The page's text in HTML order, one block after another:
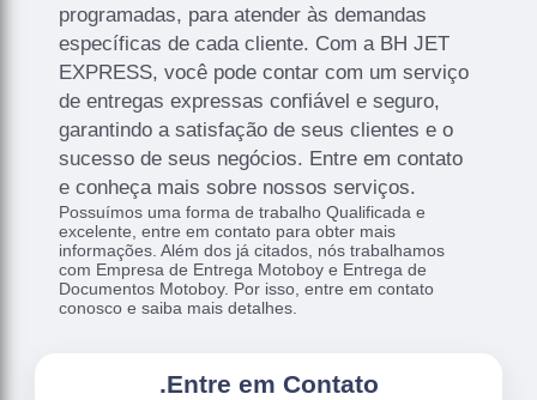
programadas, para atender às demandas
específicas de cada cliente. Com a BH JET
EXPRESS, você pode contar com um serviço
de entregas expressas confiável e seguro,
garantindo a satisfação de seus clientes e o
sucesso de seus negócios. Entre em contato
e conheça mais sobre nossos serviços.
Possuímos uma forma de trabalho Qualificada e
excelente, entre em contato para obter mais
informações. Além dos já citados, nós trabalhamos
com Empresa de Entrega Motoboy e Entrega de
Documentos Motoboy. Por isso, entre em contato
conosco e saiba mais detalhes.
.Entre em Contato